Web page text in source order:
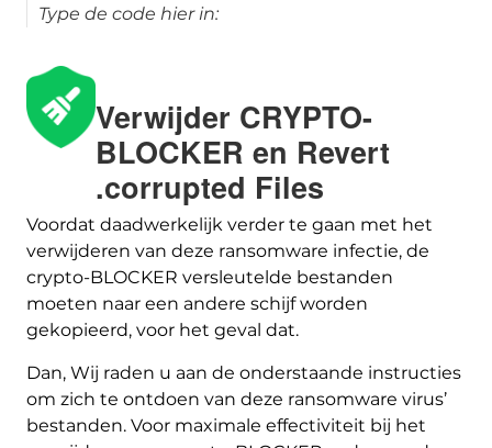
Type de code hier in:
Verwijder CRYPTO-
BLOCKER en Revert
.corrupted Files
Voordat daadwerkelijk verder te gaan met het
verwijderen van deze ransomware infectie, de
crypto-BLOCKER versleutelde bestanden
moeten naar een andere schijf worden
gekopieerd, voor het geval dat.
Dan, Wij raden u aan de onderstaande instructies
om zich te ontdoen van deze ransomware virus’
bestanden. Voor maximale effectiviteit bij het